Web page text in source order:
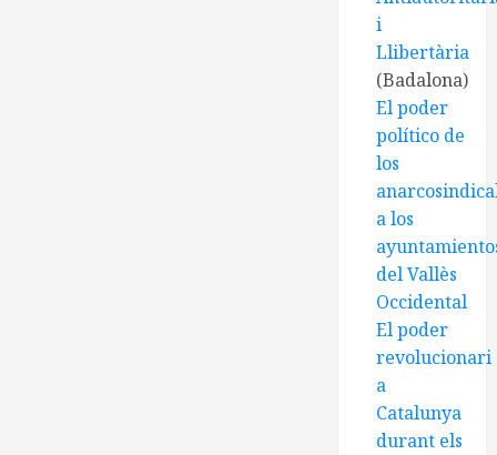
i
Llibertària
(Badalona)
El poder
político de
los
a los
del Vallès
Occidental
El poder
revolucionari
a
Catalunya
durant els